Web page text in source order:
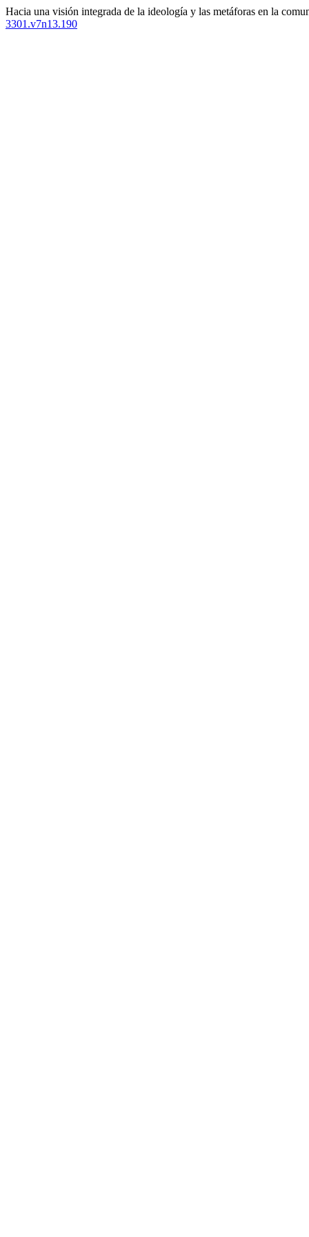
Hacia una visión integrada de la ideología y las metáforas en la
3301.v7n13.190